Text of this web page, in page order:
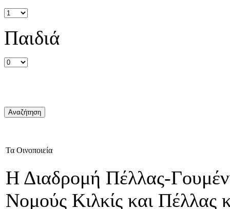
Παιδιά
Τα Οινοποιεία
Η Διαδρομή Πέλλας-
Νομούς Κιλκίς και Πέλλας